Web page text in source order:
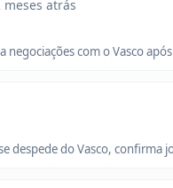
meses atrás
negociações com o Vasco
despede do Vasco, confirma